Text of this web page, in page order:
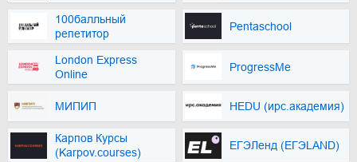
100балльный
репетитор
Pentaschool
London Express
Online
ProgressMe
МИПИП HEDU (ирс.академия)
Карпов Курсы
(Karpov.courses)
ЕГЭЛенд (ЕГЭLAND)